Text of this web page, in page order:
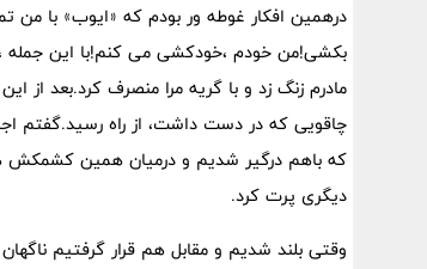
درهمین افکار غوطه ور بودم که «ایوب» با
بکشی!من خودم ،خودکشی می کنم!با این جمله
مادرم زنگ زد و با گریه مرا منصرف کرد.بعد از
چاقویی که در دست داشت، از راه رسید.گفتم
که باهم درگیر شدیم و درمیان همین کشمکش
دیگری پرت کرد.
وقتی بلند شدیم و مقابل هم قرار گرفتیم